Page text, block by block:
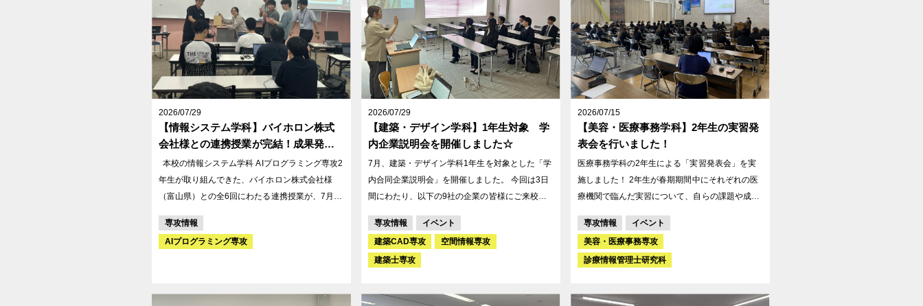
2026/07/29
【情報システム学科】バイホロン株式
会社様との連携授業が完結！成果発表
会を実施しました
本校の情報システム学科 AIプログラミング専攻2
年生が取り組んできた、バイホロン株式会社様
（富山県）との全6回にわたる連携授業が、7月17
ネス現場における課題解決にAI技術をどう応用す
るかを実践的に学ぶ取り組みです。学生たちは約
ージデザイン制作 課題2：公式キャラクター「バ
専攻情報
AIプログラミング専攻
2026/07/29
【建築・デザイン学科】1年生対象 学
内企業説明会を開催しました☆
7月、建築・デザイン学科1年生を対象とした「学
内合同企業説明会」を開催しました。 今回は3日
間にわたり、以下の9社の企業の皆様にご来校い
協力いただいた企業の皆様（順不同）】 ・石友グ
ループ様 ・オダケホーム株式会社様 ・株式会社
トミソー様 ・株式会社OSCAR様 ・株式会社牧田
・正栄産業株式会社様 ・米田木材株式会社様 各
専攻情報
イベント
建築CAD専攻
空間情報専攻
建築士専攻
2026/07/15
【美容・医療事務学科】2年生の実習発
表会を行いました！
医療事務学科の2年生による「実習発表会」を実
施しました！ 2年生が春期期間中にそれぞれの医
療機関で臨んだ実習について、自らの課題や成果
は、実習先で得た専門知識の重要性や患者様への
応対、現場で求められるコミュニケーション能力
など、多くの観点から得られた学びについて報告
めての医療機関実習を控えている1年生も参加し
専攻情報
イベント
美容・医療事務専攻
診療情報管理士研究科